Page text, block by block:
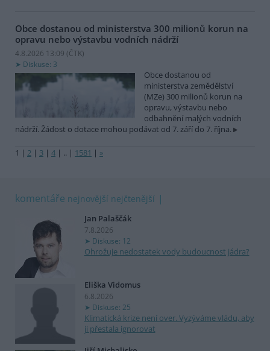
Obce dostanou od ministerstva 300 milionů korun na
opravu nebo výstavbu vodních nádrží
4.8.2026 13:09 (ČTK)
Diskuse: 3
Obce dostanou od
ministerstva zemědělství
(MZe) 300 milionů korun na
opravu, výstavbu nebo
odbahnění malých vodních
nádrží. Žádost o dotace mohou podávat od 7. září do 7. října.
1 | 2 | 3 | 4 | .. | 1581 | »
komentáře nejnovější nejčtenější
Jan Palaščák
7.8.2026
Diskuse: 12
Ohrožuje nedostatek vody budoucnost jádra?
Eliška Vidomus
6.8.2026
Diskuse: 25
Klimatická krize není over. Vyzýváme vládu, aby
ji přestala ignorovat